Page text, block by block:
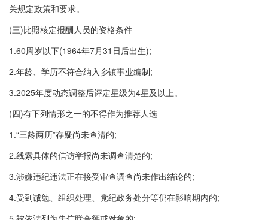
关规定政策和要求。
(三)比照核定报酬人员的资格条件
1.60周岁以下(1964年7月31日后出生);
2.年龄、学历不符合纳入乡镇事业编制;
3.2025年度动态调整后评定星级为4星及以上。
(四)有下列情形之一的不得作为推荐人选
1.“三龄两历”存疑尚未查清的;
2.线索具体的信访举报尚未调查清楚的;
3.涉嫌违纪违法正在接受审查调查尚未作出结论的;
4.受到诫勉、组织处理、党纪政务处分等仍在影响期内的;